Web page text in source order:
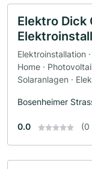
Elektro Dick
Elektroinstallation
Home ·
Solaranlagen ·
Bosenheimer
0.0 (0